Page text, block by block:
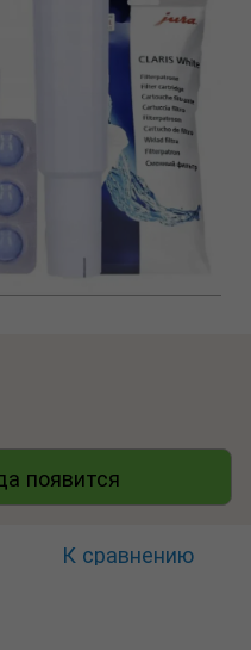
появится
К сравнению